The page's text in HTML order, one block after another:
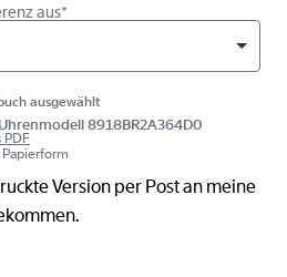
aus*
ausgewählt
8918BR2A364D0
PDF
Version per Post an meine